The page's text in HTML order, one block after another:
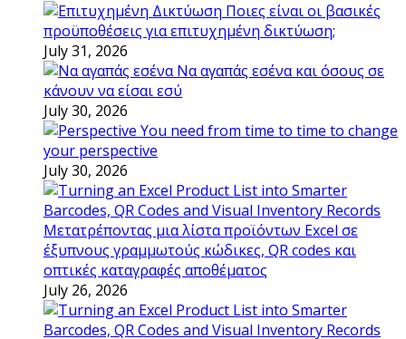
Ποιες είναι οι βασικές
προϋποθέσεις για επιτυχημένη δικτύωση;
July 31, 2026
Να αγαπάς εσένα και όσους σε
κάνουν να είσαι εσύ
July 30, 2026
You need from time to time to change
your perspective
July 30, 2026
Μετατρέποντας μια λίστα προϊόντων Excel σε
έξυπνους γραμμωτούς κώδικες, QR codes και
οπτικές καταγραφές αποθέματος
July 26, 2026